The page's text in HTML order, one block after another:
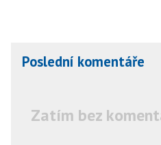
Poslední komentáře
Zatím bez